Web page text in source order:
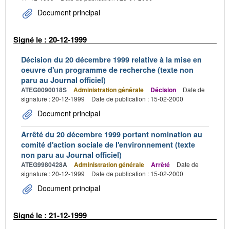
Document principal
Signé le : 20-12-1999
Décision du 20 décembre 1999 relative à la mise en
oeuvre d'un programme de recherche (texte non
paru au Journal officiel)
ATEG0090018S Administration générale Décision
Date de
signature : 20-12-1999
Date de publication : 15-02-2000
Document principal
Arrêté du 20 décembre 1999 portant nomination au
comité d'action sociale de l'environnement (texte
non paru au Journal officiel)
ATEG9980428A Administration générale Arrêté
Date de
signature : 20-12-1999
Date de publication : 15-02-2000
Document principal
Signé le : 21-12-1999